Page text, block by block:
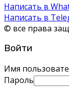
Написать в
Написать в
© все права
Войти
Имя
Пароль